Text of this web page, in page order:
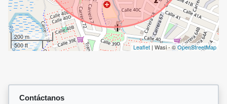
200 m
500 ft
Leaflet | Wasi - ©OpenStreetMap
Contáctanos